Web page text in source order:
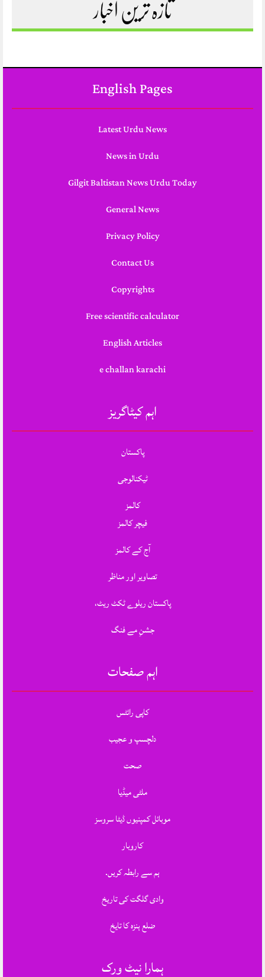
تازہ ترین اخبار
English Pages
Latest Urdu News
News in Urdu
Gilgit Baltistan News Urdu Today
General News
Privacy Policy
Contact Us
Copyrights
Free scientific calculator
English Articles
e challan karachi
اہم کیٹاگریز
پاکستان
ٹیکنالوجی
کالمز
فیچر کالمز
آج کے کالمز
تصاویر اور مناظر
پاکستان ریلوے ٹکٹ ریٹ،
جشنِ مے فنگ
اہم صفحات
کاپی رائٹس
دلچسپ و عجیب
صحت
ملٹی میڈیا
موبائل کمپنیوں ڈیٹا سروسز
کاروبار
ہم سے رابطہ کریں.
وادی گلگت کی تاریخ
ضلع ہنزہ کا تایخ
ہمارا نیٹ ورک